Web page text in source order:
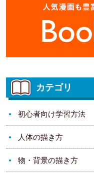
カテゴリ
初心者向け学習方法
人体の描き方
物・背景の描き方